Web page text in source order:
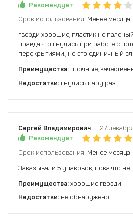
Рекомендует
Срок использования: Менее месяца
гвозди хорошие, пластик не
правда что гнулись при работе с
перекрытиями., но это единичный
Преимущества: прочные,
Недостатки: гнулись пару раз
Сергей Владимирович
27
Рекомендует
Срок использования: Менее месяца
Заказывали 5 упаковок, пока что не
Преимущества: хорошие гвозди
Недостатки: не обнаружено